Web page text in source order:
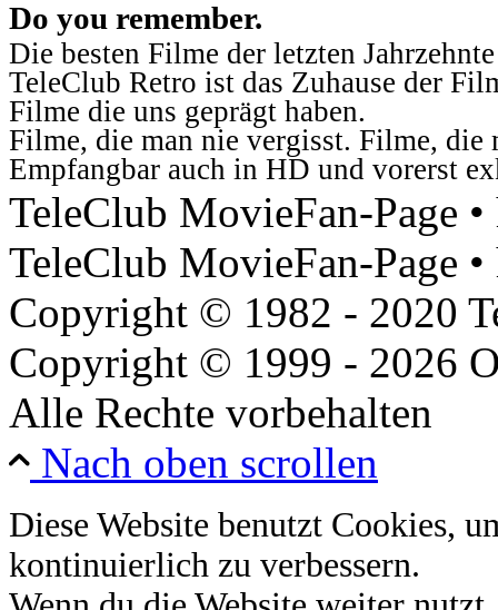
Do you remember.
Die besten Filme der letzten
TeleClub Retro ist das Zuhause der
Filme die uns geprägt haben.
Filme, die man nie vergisst. Filme, die
Empfangbar auch in HD und vorerst
TeleClub MovieFan-Page
TeleClub MovieFan-Page
Copyright © 1982 - 2020
Copyright © 1999 - 2026
Alle Rechte vorbehalten
Nach oben scrollen
Diese Website benutzt Cookies,
kontinuierlich zu verbessern.